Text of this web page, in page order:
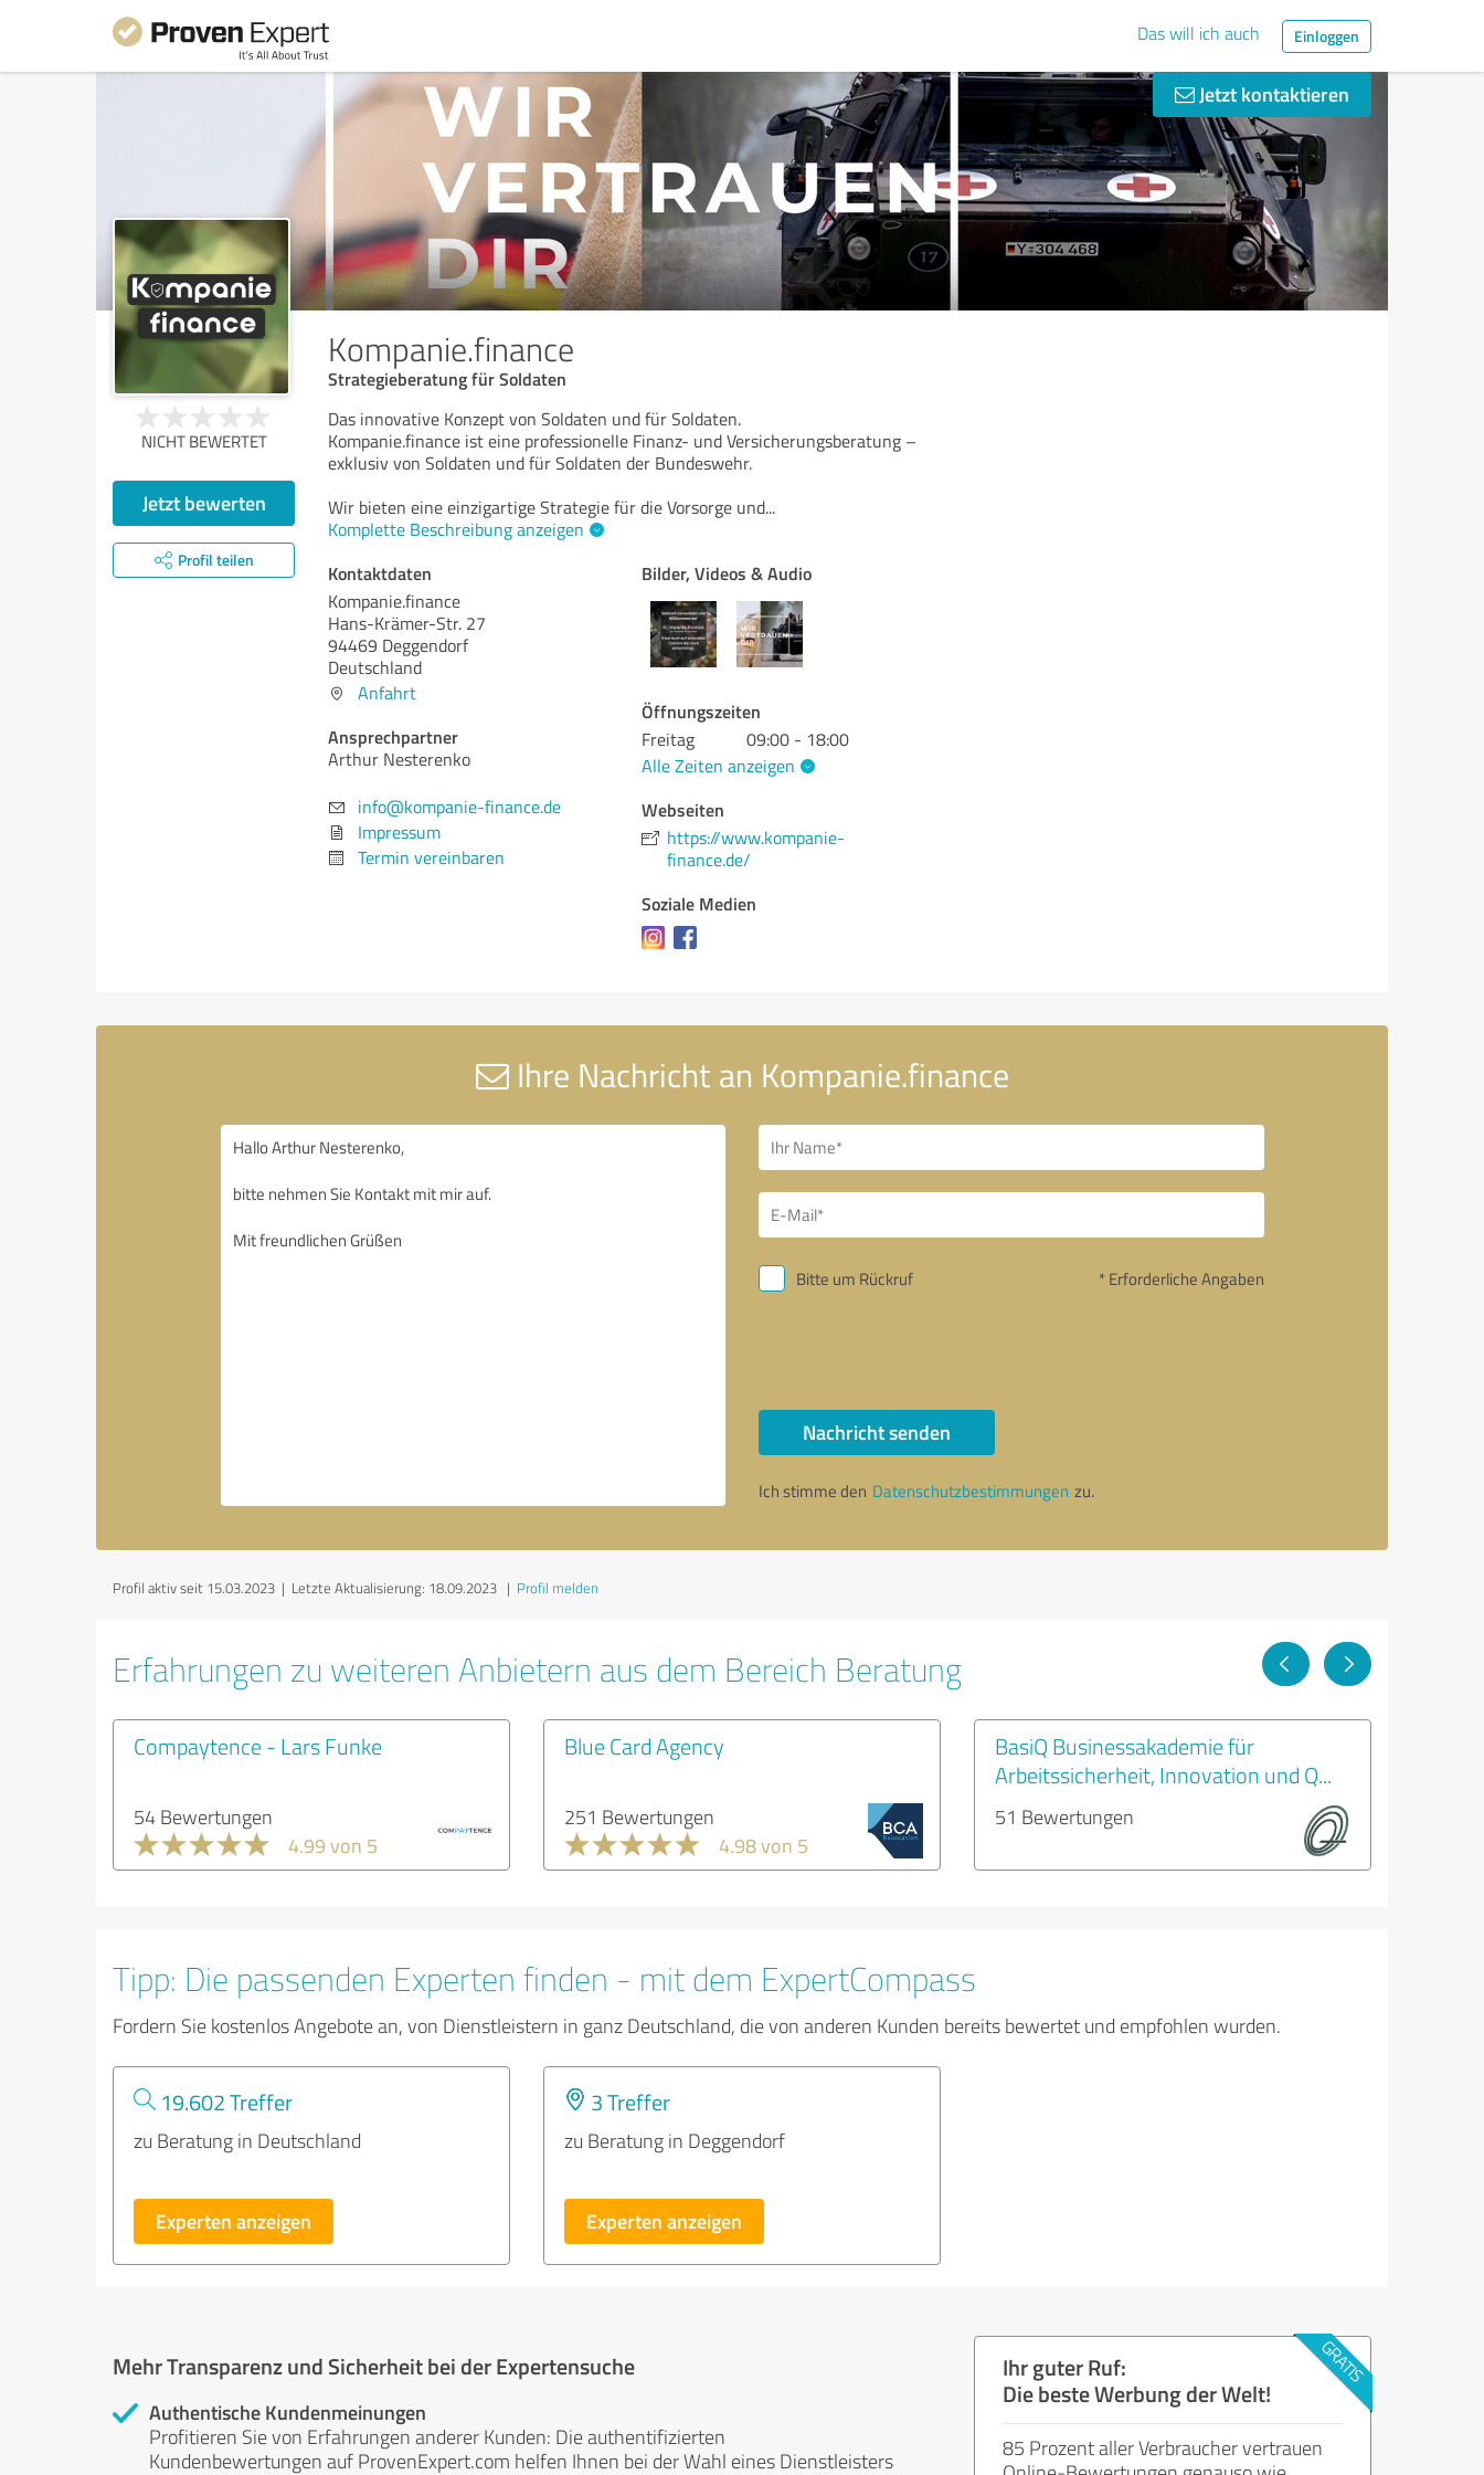
Das will ich auch Einloggen
Jetzt kontaktieren
Kompanie.finance
Strategieberatung für Soldaten
NICHT BEWERTET
Jetzt bewerten
Profil teilen
Das innovative Konzept von Soldaten und für Soldaten.
Kompanie.finance ist eine professionelle Finanz- und Versicherungsberatung –
exklusiv von Soldaten und für Soldaten der Bundeswehr.
Wir bieten eine einzigartige Strategie für die Vorsorge und...
Komplette Beschreibung anzeigen
Kontaktdaten
Kompanie.finance
Hans-Krämer-Str. 27
94469 Deggendorf
Deutschland
Anfahrt
Ansprechpartner
Arthur Nesterenko
info@kompanie-finance.de
Impressum
Termin vereinbaren
Bilder, Videos & Audio
Öffnungszeiten
Freitag
09:00 - 18:00
Alle Zeiten anzeigen
Webseiten
https://www.kompanie-
finance.de/
Soziale Medien
Ihre Nachricht an Kompanie.finance
Bitte um Rückruf * Erforderliche Angaben
Nachricht senden
Ich stimme den Datenschutzbestimmungen zu.
Profil aktiv seit 15.03.2023 | Letzte Aktualisierung: 18.09.2023 | Profil melden
Erfahrungen zu weiteren Anbietern aus dem Bereich Beratung
Compaytence - Lars Funke
54 Bewertungen
4.99 von 5
Blue Card Agency
251 Bewertungen
4.98 von 5
BasiQ Businessakademie für
Arbeitssicherheit, Innovation und Q...
51 Bewertungen
Tipp: Die passenden Experten finden - mit dem ExpertCompass
Fordern Sie kostenlos Angebote an, von Dienstleistern in ganz Deutschland, die von anderen Kunden bereits bewertet und empfohlen wurden.
19.602 Treffer
zu Beratung in Deutschland
Experten anzeigen
3 Treffer
zu Beratung in Deggendorf
Experten anzeigen
Mehr Transparenz und Sicherheit bei der Expertensuche
Authentische Kundenmeinungen
Profitieren Sie von Erfahrungen anderer Kunden: Die authentifizierten
Kundenbewertungen auf ProvenExpert.com helfen Ihnen bei der Wahl eines Dienstleisters
Ihr guter Ruf:
Die beste Werbung der Welt!
85 Prozent aller Verbraucher vertrauen